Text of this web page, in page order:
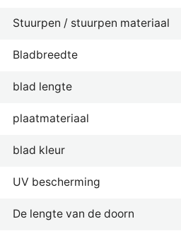
Stuurpen / stuurpen materiaal
Bladbreedte
blad lengte
plaatmateriaal
blad kleur
UV bescherming
De lengte van de doorn